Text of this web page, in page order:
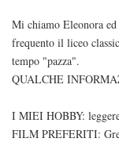
Mi chiamo Eleonora
frequento il liceo
tempo "pazza".
QUALCHE
I MIEI HOBBY:
FILM PREFERITI: